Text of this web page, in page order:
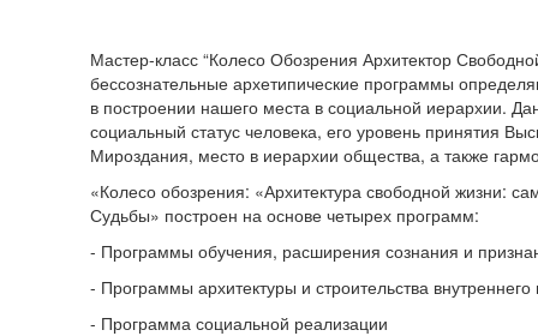
Мастер-класс “Колесо Обозрения Архитектор
бессознательные архетипические программы
в построении нашего места в социальной иерархии.
социальный статус человека, его уровень принятия
Мироздания, место в иерархии общества, а также
«Колесо обозрения: «Архитектура свободной жизни:
Судьбы» построен на основе четырех программ:
- Программы обучения, расширения сознания и
- Программы архитектуры и строительства
- Программа социальной реализации